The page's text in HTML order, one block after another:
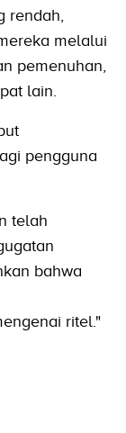
rendah,
melalui
pemenuhan,
lain.
pengguna
telah
bahwa
ritel."